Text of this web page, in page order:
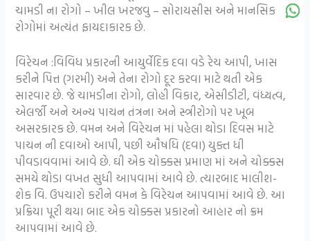
ચામડી ના રોગો – ખીલ ખરજવુ – સોરાયસીસ અને માનસિક
રોગોમાં અત્યંત ફાયદાકારક છે.
વિરેચન :વિવિધ પ્રકારની આયુર્વેદિક દવા વડે રેચ આપી, ખાસ
કરીને પિત્ત (ગરમી) અને તેના રોગો દૂર કરવા માટે થતી એક
સારવાર છે. જે ચામડીના રોગો, લોહી વિકાર, એસીડીટી, વંધ્યત્વ,
એલર્જી અને અન્ય પાચન તંત્રના અને સ્ત્રીરોગો પર ખૂબ
અસરકારક છે. વમન અને વિરેચન માં પહેલા થોડા દિવસ માટે
પાચન ની દવાઓ આપી, પછી ઔષધિ (દવા) યુક્ત ધી
પીવડાવવામાં આવે છે. ઘી એક ચોક્કસ પ્રમાણ માં અને ચોક્કસ
સમયે થોડા વખત સુધી આપવામાં આવે છે. ત્યારબાદ માલીશ-
શેક વિ. ઉપચારો કરીને વમન કે વિરેચન આપવામાં આવે છે. આ
પ્રક્રિયા પૂરી થયા બાદ એક ચોક્કસ પ્રકારનો આહાર નો ક્રમ
આપવામાં આવે છે.